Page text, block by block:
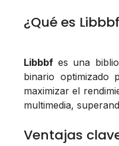
¿Qué es
Libbbf es una
binario optimizado
maximizar el
multimedia,
Ventajas